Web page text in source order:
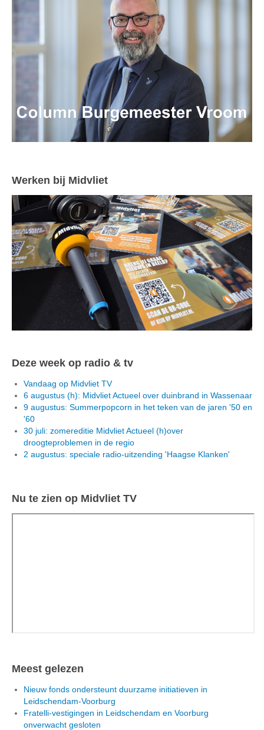
Werken bij Midvliet
Deze week op radio & tv
Vandaag op Midvliet TV
6 augustus (h): Midvliet Actueel over duinbrand in Wassenaar
9 augustus: Summerpopcorn in het teken van de jaren '50 en
'60
30 juli: zomereditie Midvliet Actueel (h)over
droogteproblemen in de regio
2 augustus: speciale radio-uitzending 'Haagse Klanken'
Nu te zien op Midvliet TV
Meest gelezen
Nieuw fonds ondersteunt duurzame initiatieven in
Leidschendam-Voorburg
Fratelli-vestigingen in Leidschendam en Voorburg
onverwacht gesloten